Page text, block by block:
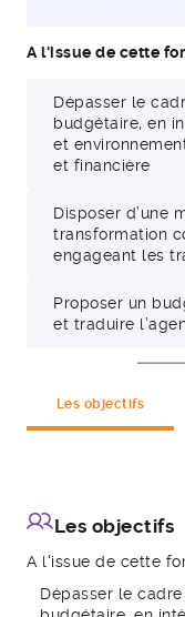
A l'issue de cette
Dépasser le
budgétaire, en
et
et financière
Disposer d’une
transformation
engageant les
Proposer un
et traduire
Les objectifs
Les objectifs
A l'issue de cette
Dépasser le